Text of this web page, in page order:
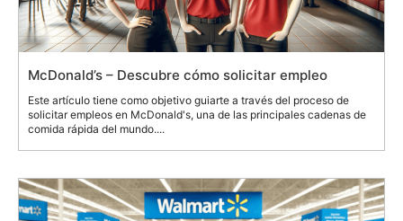
McDonald’s – Descubre cómo solicitar empleo
Este artículo tiene como objetivo guiarte a través del proceso de
solicitar empleos en McDonald's, una de las principales cadenas de
comida rápida del mundo....